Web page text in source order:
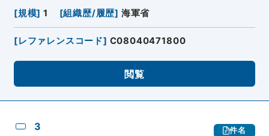
[規模] 1 [組織歴/履歴] 海軍省
[レファレンスコード] C08040471800
閲覧
3 件名